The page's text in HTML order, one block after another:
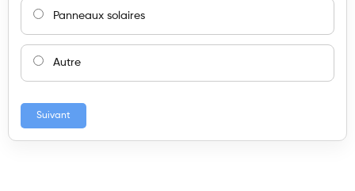
Panneaux solaires
Autre
Suivant